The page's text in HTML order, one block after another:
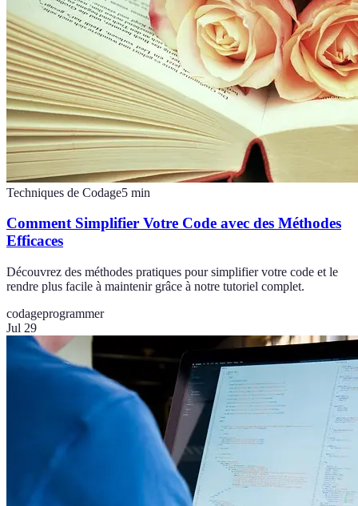
Techniques de Codage5 min
Comment Simplifier Votre Code avec des Méthodes
Efficaces
Découvrez des méthodes pratiques pour simplifier votre code et le
rendre plus facile à maintenir grâce à notre tutoriel complet.
codageprogrammer
Jul 29